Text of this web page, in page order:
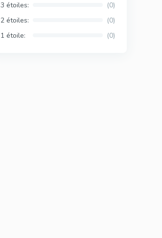
3 étoiles:
(0)
2 étoiles:
(0)
1 étoile:
(0)